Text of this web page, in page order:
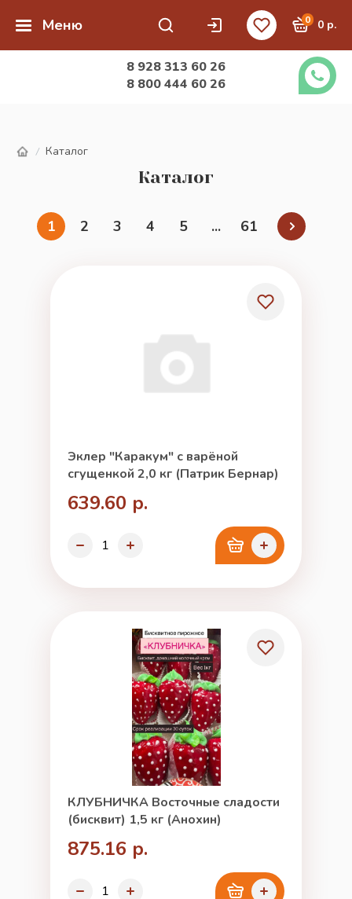
Меню 0 0 р.
8 928 313 60 26
8 800 444 60 26
/ Каталог
Каталог
1 2 3 4 5 ... 61
Эклер "Каракум" с варёной
сгущенкой 2,0 кг (Патрик Бернар)
639.60 р.
КЛУБНИЧКА Восточные сладости
(бисквит) 1,5 кг (Анохин)
875.16 р.